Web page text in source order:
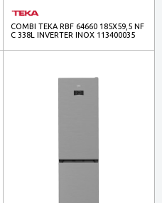
COMBI TEKA RBF 64660 185X59,5 NF
C 338L INVERTER INOX 113400035